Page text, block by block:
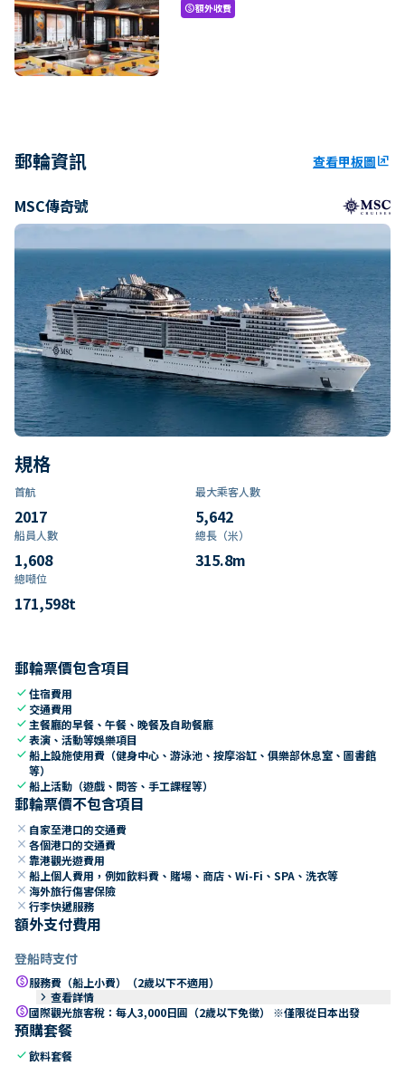
paid額外收費
郵輪資訊 查看甲板圖ungroup
MSC傳奇號
規格
首航
2017
最大乘客人數
5,642
船員人數
1,608
總長（米）
315.8m
總噸位
171,598t
郵輪票價包含項目
check住宿費用
check 交通費用
check 主餐廳的早餐、午餐、晚餐及自助餐廳
check表演、活動等娛樂項目
check船上設施使用費（健身中心、游泳池、按摩浴缸、俱樂部休息室、圖書館
等）
check船上活動（遊戲、問答、手工課程等）
郵輪票價不包含項目
close 自家至港口的交通費
close 各個港口的交通費
close 靠港觀光遊費用
close 船上個人費用，例如飲料費、賭場、商店、Wi-Fi、SPA、洗衣等
close 海外旅行傷害保險
close 行李快遞服務
額外支付費用
登船時支付
paid服務費（船上小費）（2歲以下不適用）
keyboard_arrow_right 查看詳情
paid國際觀光旅客稅：每人3,000日圓（2歲以下免徵） ※僅限從日本出發
預購套餐
check飲料套餐